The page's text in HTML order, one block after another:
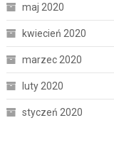
maj 2020
kwiecień 2020
marzec 2020
luty 2020
styczeń 2020